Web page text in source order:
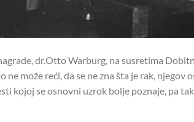
dr.Otto Warburg, na susretima
ne može reći, da se ne zna šta je rak, njegov
kojoj se osnovni uzrok bolje poznaje, pa